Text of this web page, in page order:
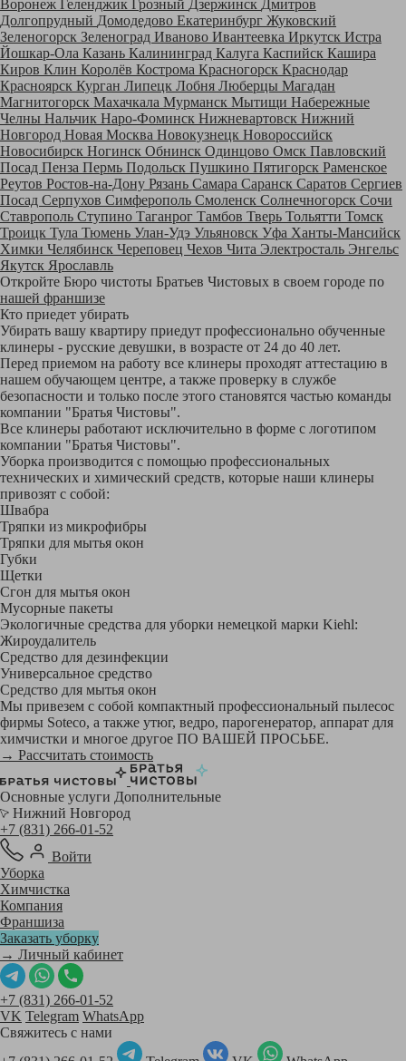
Воронеж Геленджик Грозный Дзержинск Дмитров
Долгопрудный Домодедово Екатеринбург Жуковский
Зеленогорск Зеленоград Иваново Ивантеевка Иркутск Истра
Йошкар-Ола Казань Калининград Калуга Каспийск Кашира
Киров Клин Королёв Кострома Красногорск Краснодар
Красноярск Курган Липецк Лобня Люберцы Магадан
Магнитогорск Махачкала Мурманск Мытищи Набережные
Челны Нальчик Наро-Фоминск Нижневартовск Нижний
Новгород Новая Москва Новокузнецк Новороссийск
Новосибирск Ногинск Обнинск Одинцово Омск Павловский
Посад Пенза Пермь Подольск Пушкино Пятигорск Раменское
Реутов Ростов-на-Дону Рязань Самара Саранск Саратов Сергиев
Посад Серпухов Симферополь Смоленск Солнечногорск Сочи
Ставрополь Ступино Таганрог Тамбов Тверь Тольятти Томск
Троицк Тула Тюмень Улан-Удэ Ульяновск Уфа Ханты-Мансийск
Химки Челябинск Череповец Чехов Чита Электросталь Энгельс
Якутск Ярославль
Откройте Бюро чистоты Братьев Чистовых в своем городе по
нашей франшизе
Кто приедет убирать
Убирать вашу квартиру приедут профессионально обученные
клинеры - русские девушки, в возрасте от 24 до 40 лет.
Перед приемом на работу все клинеры проходят аттестацию в
нашем обучающем центре, а также проверку в службе
безопасности и только после этого становятся частью команды
компании "Братья Чистовы".
Все клинеры работают исключительно в форме с логотипом
компании "Братья Чистовы".
Уборка производится с помощью профессиональных
технических и химический средств, которые наши клинеры
привозят с собой:
Швабра
Тряпки из микрофибры
Тряпки для мытья окон
Губки
Щетки
Сгон для мытья окон
Мусорные пакеты
Экологичные средства для уборки немецкой марки Kiehl:
Жироудалитель
Средство для дезинфекции
Универсальное средство
Средство для мытья окон
Мы привезем с собой компактный профессиональный пылесос
фирмы Soteco, а также утюг, ведро, парогенератор, аппарат для
химчистки и многое другое ПО ВАШЕЙ ПРОСЬБЕ.
→ Рассчитать стоимость
Основные услуги Дополнительные
Нижний Новгород
+7 (831) 266-01-52
Войти
Уборка
Химчистка
Компания
Франшиза
Заказать уборку
→ Личный кабинет
+7 (831) 266-01-52
VK Telegram WhatsApp
Свяжитесь с нами